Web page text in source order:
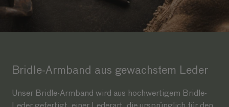
Bridle-Armband aus gewachstem Leder
Unser Bridle-Armband wird aus hochwertigem Bridle-
Leder gefertigt, einer Lederart, die ursprünglich für den